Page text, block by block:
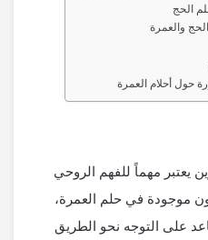
الحج
والعمرة
حول أحلام العمرة
يعتبر مهماً للفهم الروحي
موجودة في حلم العمرة،
على التوجه نحو الطريق